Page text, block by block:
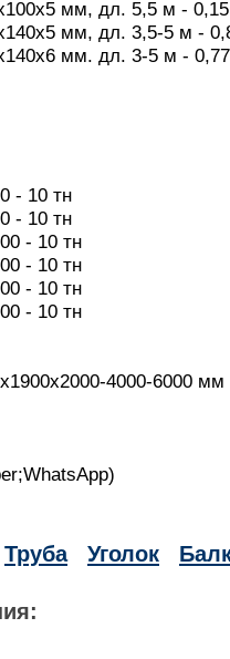
мм, дл. 5,5 м -
мм, дл. 3,5-5 м -
мм. дл. 3-5 м -
- 10 тн
- 10 тн
- 10 тн
- 10 тн
- 10 тн
- 10 тн
4000-6000 мм
Труба Уголок